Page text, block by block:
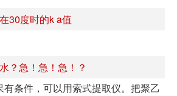
30度时的k a值
？急！急！急！？
有条件，可以用索式提取仪。把聚乙